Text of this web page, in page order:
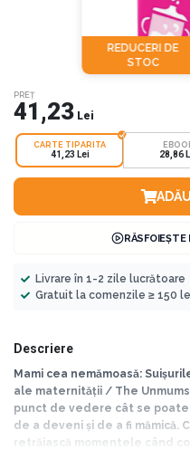
REDUCERI DE
STOC
PREȚ
41,23 Lei
CARTE TIPARITA
41,23 Lei 28,86
Livrare în 1-2 zile lucrătoare
Gratuit la comenzile ≥ 150
Descriere
Mami cea nemămoasă:
ale maternității / The
punct de vedere cât se
de a deveni și de a fi mămică.
retrăiască momentele când